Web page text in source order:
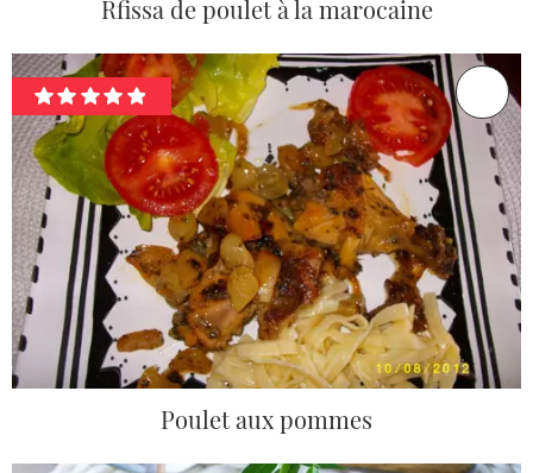
Rfissa de poulet à la marocaine
Poulet aux pommes